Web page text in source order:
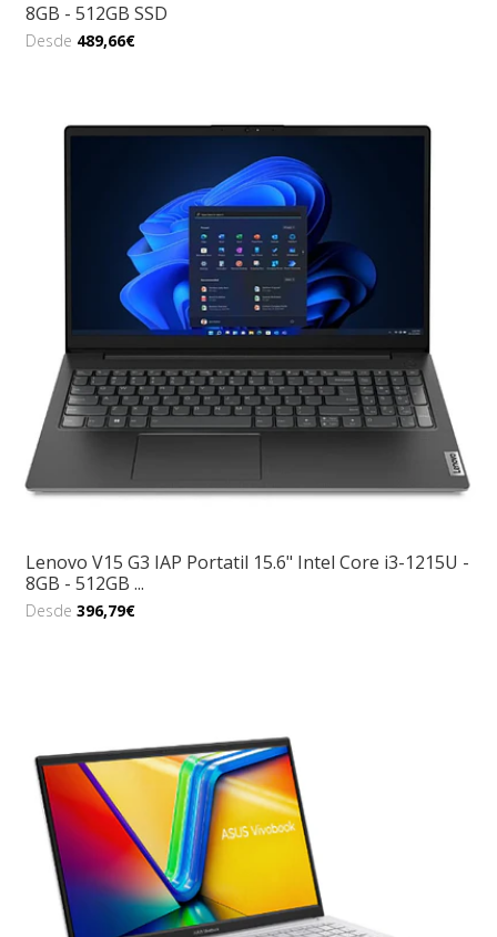
8GB - 512GB SSD
Desde 489,66€
Lenovo V15 G3 IAP Portatil 15.6" Intel Core i3-1215U -
8GB - 512GB ...
Desde 396,79€